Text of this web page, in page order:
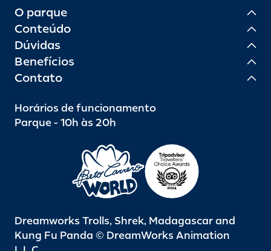
O parque
Conteúdo
Dúvidas
Benefícios
Contato
Horários de funcionamento
Parque - 10h às 20h
Dreamworks Trolls, Shrek, Madagascar and
Kung Fu Panda © DreamWorks Animation